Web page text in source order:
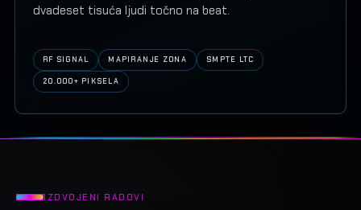
dvadeset tisuća ljudi točno na beat.
RF SIGNAL MAPIRANJE ZONA SMPTE LTC
20.000+ PIKSELA
IZDVOJENI RADOVI